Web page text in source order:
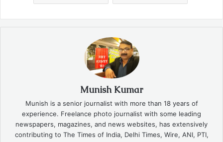
Munish Kumar
Munish is a senior journalist with more than 18 years of
experience. Freelance photo journalist with some leading
newspapers, magazines, and news websites, has extensively
contributing to The Times of India, Delhi Times, Wire, ANI, PTI,